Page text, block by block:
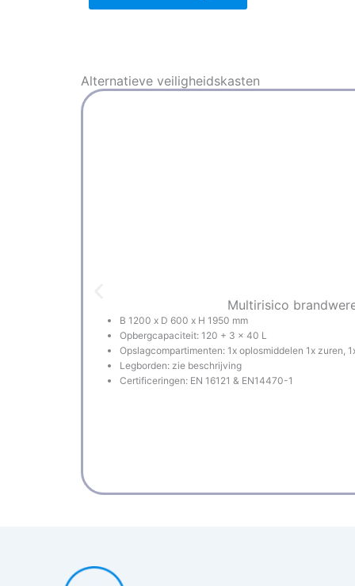
Alternatieve veiligheidskasten
Multirisico
B 1200 x D 600 x H 1950 mm
Opbergcapaciteit: 120 + 3 x 40 L
Opslagcompartimenten: 1x oplosmiddelen 1x zuren,
Legborden: zie beschrijving
Certificeringen: EN 16121 & EN14470-1